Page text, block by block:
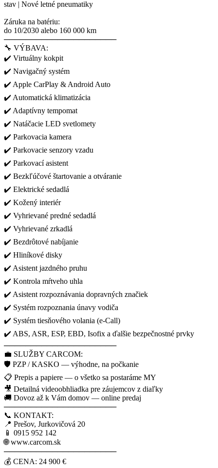
stav | Nové letné pneumatiky
Záruka na batériu:
do 10/2030 alebo 160 000 km
─────────────────────
🔧 VÝBAVA:
✔️ Virtuálny kokpit
✔️ Navigačný systém
✔️ Apple CarPlay & Android Auto
✔️ Automatická klimatizácia
✔️ Adaptívny tempomat
✔️ Natáčacie LED svetlomety
✔️ Parkovacia kamera
✔️ Parkovacie senzory vzadu
✔️ Parkovací asistent
✔️ Bezkľúčové štartovanie a otváranie
✔️ Elektrické sedadlá
✔️ Kožený interiér
✔️ Vyhrievané predné sedadlá
✔️ Vyhrievané zrkadlá
✔️ Bezdrôtové nabíjanie
✔️ Hliníkové disky
✔️ Asistent jazdného pruhu
✔️ Kontrola mŕtveho uhla
✔️ Asistent rozpoznávania dopravných značiek
✔️ Systém rozpoznania únavy vodiča
✔️ Systém tiesňového volania (e-Call)
✔️ ABS, ASR, ESP, EBD, Isofix a ďalšie bezpečnostné prvky
─────────────────────
💼 SLUŽBY CARCOM:
🛡️ PZP / KASKO — výhodne, na počkanie
📋 Prepis a papiere — o všetko sa postaráme MY
🎥 Detailná videoobhliadka pre záujemcov z diaľky
🚚 Dovoz až k Vám domov — online predaj
─────────────────────
📞 KONTAKT:
📍 Prešov, Jurkovičová 20
📱 0915 952 142
🌐 www.carcom.sk
─────────────────────
💰 CENA: 24 900 €